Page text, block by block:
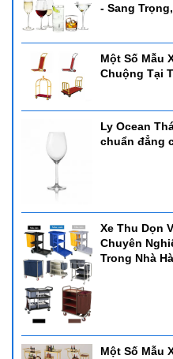
- Sang
Một Số Mẫu
Chuộng Tại
Ly Ocean
chuẩn đẳng
Xe Thu Dọn
Chuyên
Trong Nhà
Một Số Mẫu